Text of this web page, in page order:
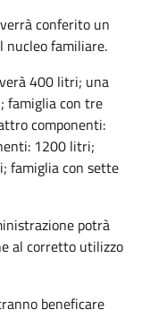
conferito un
nucleo familiare.
400 litri; una
famiglia con tre
componenti:
1200 litri;
famiglia con sette
potrà
al corretto utilizzo
beneficare